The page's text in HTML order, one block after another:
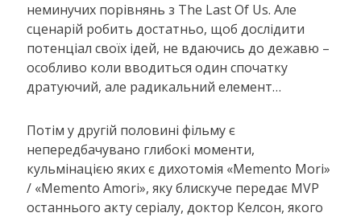
неминучих порівнянь з The Last Of Us. Але
сценарій робить достатньо, щоб дослідити
потенціал своїх ідей, не вдаючись до дежавю –
особливо коли вводиться один спочатку
дратуючий, але радикальний елемент…
Потім у другій половині фільму є
непередбачувано глибокі моменти,
кульмінацією яких є дихотомія «Memento Mori»
/ «Memento Amori», яку блискуче передає MVP
останнього акту серіалу, доктор Келсон, якого